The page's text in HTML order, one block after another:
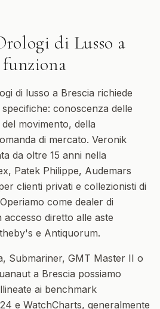
di Lusso a
funziona
di lusso a Brescia richiede
conoscenza delle
movimento, della
di mercato. Veronik
da oltre 15 anni nella
Patek Philippe, Audemars
clienti privati e collezionisti di
come dealer di
diretto alle aste
e Antiquorum.
Submariner, GMT Master II o
a Brescia possiamo
ai benchmark
e WatchCharts, generalmente